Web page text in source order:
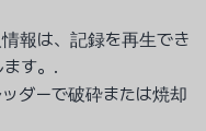
報は、記録を再生でき
す。.
ダーで破砕または焼却